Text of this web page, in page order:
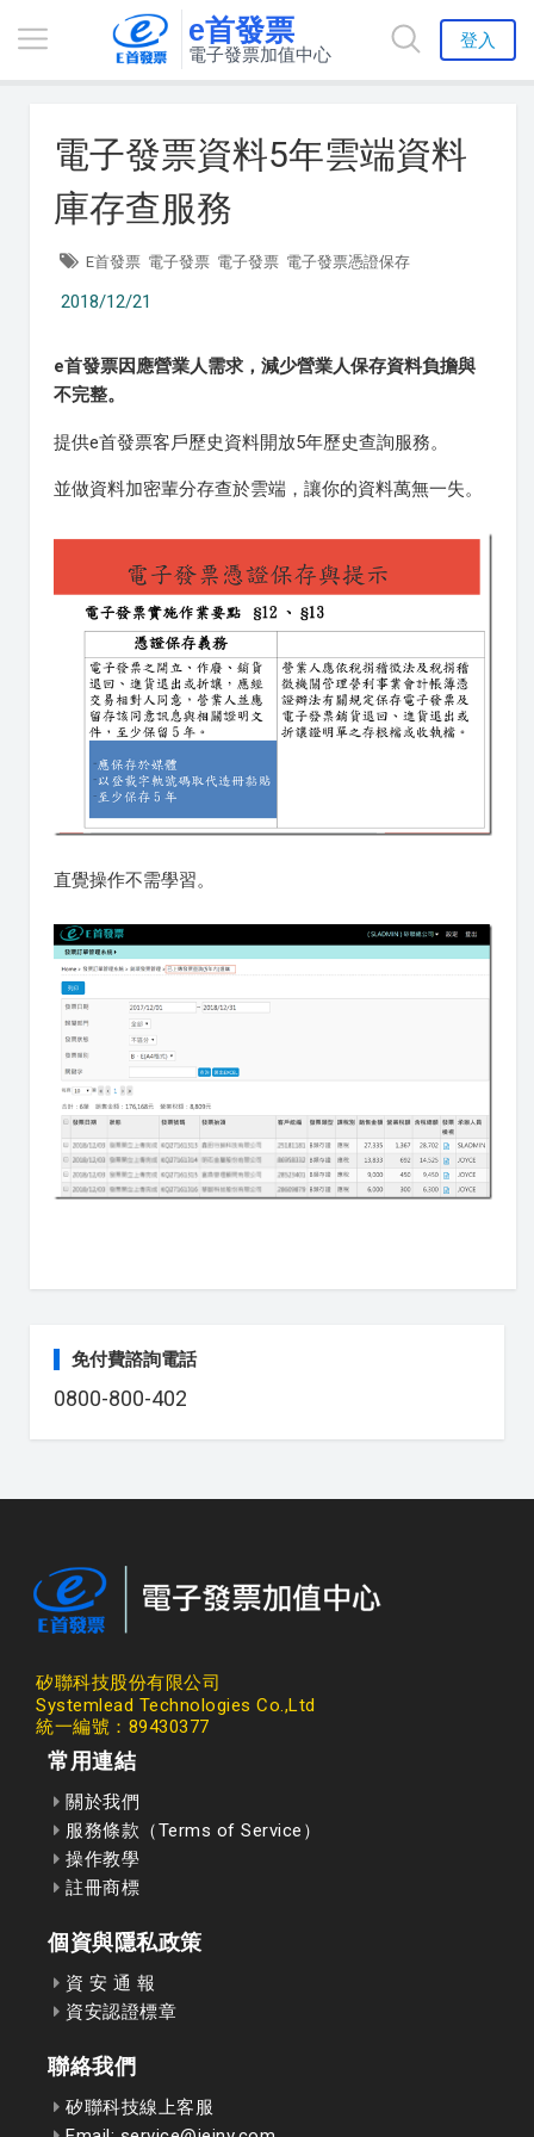
e首發票
電子發票加值中心
登入
電子發票資料5年雲端資料
庫存查服務
E首發票 電子發票 電子發票 電子發票憑證保存
2018/12/21
e首發票因應營業人需求，減少營業人保存資料負擔與
不完整。
提供e首發票客戶歷史資料開放5年歷史查詢服務。
並做資料加密輩分存查於雲端，讓你的資料萬無一失。
直覺操作不需學習。
免付費諮詢電話
0800-800-402
矽聯科技股份有限公司
Systemlead Technologies Co.,Ltd
統一編號：89430377
常用連結
關於我們
服務條款（Terms of Service）
操作教學
註冊商標
個資與隱私政策
資 安 通 報
資安認證標章
聯絡我們
矽聯科技線上客服